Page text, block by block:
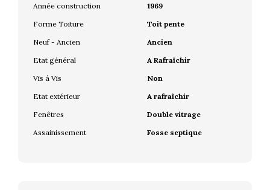
Année construction
1969
Forme Toiture
Toit pente
Neuf - Ancien
Ancien
Etat général
A Rafraîchir
Vis à Vis
Non
Etat extérieur
A rafraîchir
Fenêtres
Double vitrage
Assainissement
Fosse septique